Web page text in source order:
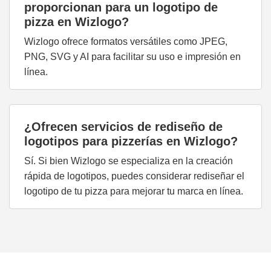
proporcionan para un logotipo de
pizza en Wizlogo?
Wizlogo ofrece formatos versátiles como JPEG,
PNG, SVG y AI para facilitar su uso e impresión en
línea.
¿Ofrecen servicios de rediseño de
logotipos para pizzerías en Wizlogo?
Sí. Si bien Wizlogo se especializa en la creación
rápida de logotipos, puedes considerar rediseñar el
logotipo de tu pizza para mejorar tu marca en línea.